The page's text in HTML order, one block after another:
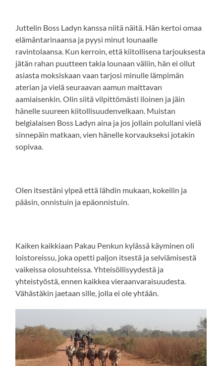
Juttelin Boss Ladyn kanssa niitä näitä. Hän kertoi omaa
elämäntarinaansa ja pyysi minut lounaalle
ravintolaansa. Kun kerroin, että kiitollisena tarjouksesta
jätän rahan puutteen takia lounaan väliin, hän ei ollut
asiasta moksiskaan vaan tarjosi minulle lämpimän
aterian ja vielä seuraavan aamun maittavan
aamiaisenkin. Olin siitä vilpittömästi iloinen ja jäin
hänelle suureen kiitollisuudenvelkaan. Muistan
belgialaisen Boss Ladyn aina ja jos jollain polullani vielä
sinnepäin matkaan, vien hänelle korvaukseksi jotakin
sopivaa.
Olen itsestäni ylpeä että lähdin mukaan, kokeilin ja
pääsin, onnistuin ja epäonnistuin.
Kaiken kaikkiaan Pakau Penkun kylässä käyminen oli
loistoreissu, joka opetti paljon itsestä ja selviämisestä
vaikeissa olosuhteissa. Yhteisöllisyydestä ja
yhteistyöstä, ennen kaikkea vieraanvaraisuudesta.
Vähästäkin jaetaan sille, jolla ei ole yhtään.